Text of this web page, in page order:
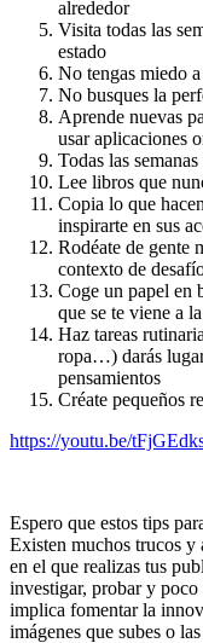
alrededor
Visita todas las
estado
No tengas miedo
No busques la
Aprende nuevas
usar aplicaciones
Todas las
Lee libros que
Copia lo que
inspirarte en sus
Rodéate de gente
contexto de
Coge un papel en
que se te viene a
Haz tareas
ropa…) darás
pensamientos
Créate pequeños
https://youtu.be/
Espero que estos tips
Existen muchos trucos y
en el que realizas tus
investigar, probar y
implica fomentar la
imágenes que subes o